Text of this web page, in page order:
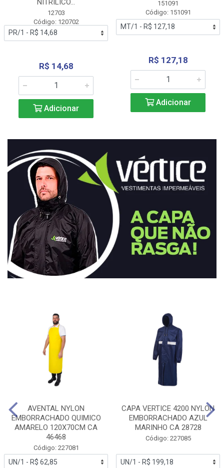
NITRÍLICO...
12703
Código: 120702
R$ 14,68
Adicionar
151091
Código: 151091
R$ 127,18
Adicionar
AVENTAL NYLON
EMBORRACHADO QUIMICO
AMARELO 120X70CM CA
46468
Código: 227081
CAPA VERTICE 4200 NYLON
EMBORRACHADO AZUL
MARINHO CA 28728
Código: 227085